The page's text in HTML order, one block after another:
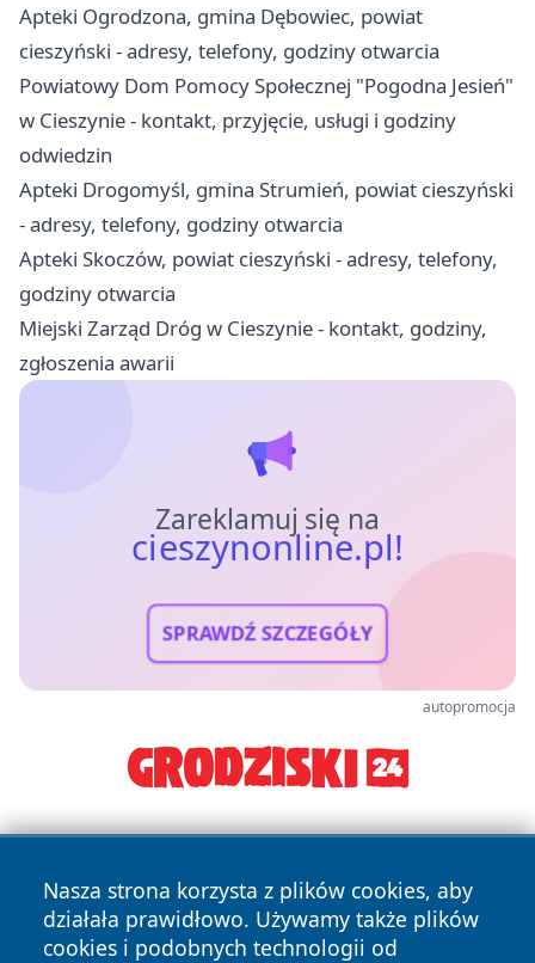
Apteki Ogrodzona, gmina Dębowiec, powiat
cieszyński - adresy, telefony, godziny otwarcia
Powiatowy Dom Pomocy Społecznej "Pogodna Jesień"
w Cieszynie - kontakt, przyjęcie, usługi i godziny
odwiedzin
Apteki Drogomyśl, gmina Strumień, powiat cieszyński
- adresy, telefony, godziny otwarcia
Apteki Skoczów, powiat cieszyński - adresy, telefony,
godziny otwarcia
Miejski Zarząd Dróg w Cieszynie - kontakt, godziny,
zgłoszenia awarii
Zareklamuj się na
cieszynonline.pl!
SPRAWDŹ SZCZEGÓŁY
autopromocja
Nasza strona korzysta z plików cookies, aby
działała prawidłowo. Używamy także plików
cookies i podobnych technologii od